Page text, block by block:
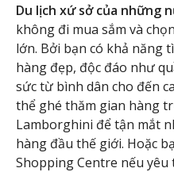
Du lịch xứ sở của những
không đi mua sắm và
lớn. Bởi bạn có khả năng
hàng đẹp, độc đáo như
sức từ bình dân cho đến
thể ghé thăm gian hàng
Lamborghini để tận mắt
hàng đầu thế giới. Hoặc
Shopping Centre nếu yêu